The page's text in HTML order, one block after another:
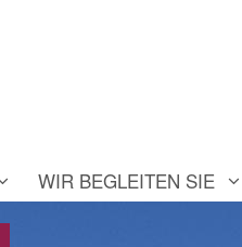
WIR BEGLEITEN SIE